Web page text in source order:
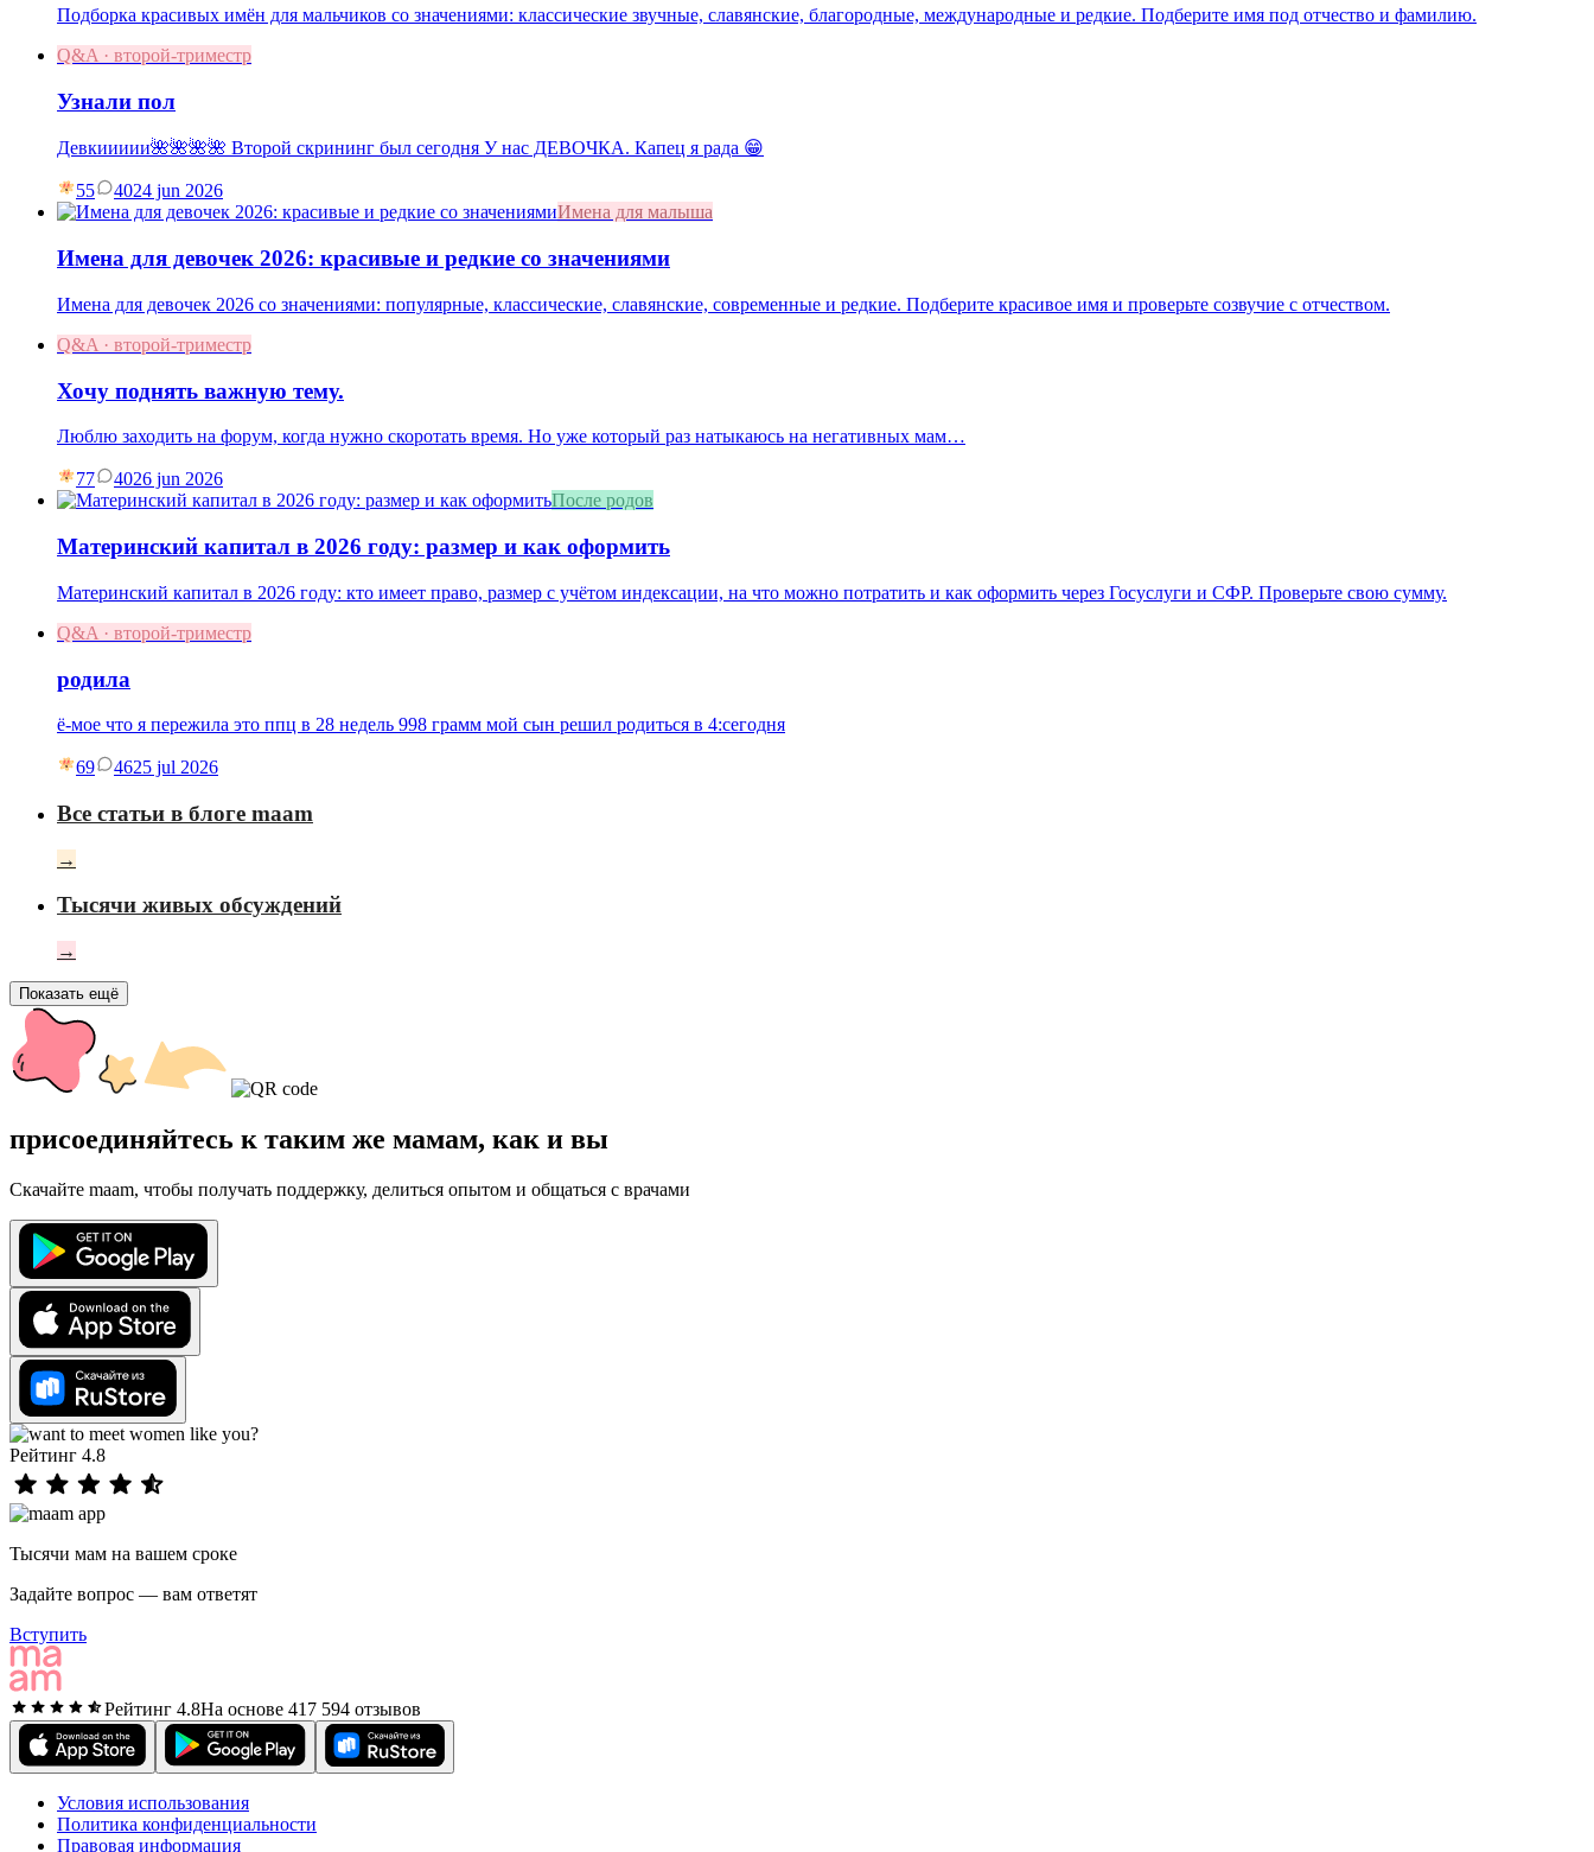
Подборка красивых имён для мальчиков со значениями: классические звучные, славянские, благородные, международные и редкие. Подберите имя под отчество и фамилию.
Q&A · второй-триместр
Узнали пол
Девкиииии🌺🌺🌺🌺 Второй скрининг был сегодня У нас ДЕВОЧКА. Капец я рада 😁
55 4024 jun 2026
Имена для малыша
Имена для девочек 2026: красивые и редкие со значениями
Имена для девочек 2026 со значениями: популярные, классические, славянские, современные и редкие. Подберите красивое имя и проверьте созвучие с отчеством.
Q&A · второй-триместр
Хочу поднять важную тему.
Люблю заходить на форум, когда нужно скоротать время. Но уже который раз натыкаюсь на негативных мам…
77 4026 jun 2026
После родов
Материнский капитал в 2026 году: размер и как оформить
Материнский капитал в 2026 году: кто имеет право, размер с учётом индексации, на что можно потратить и как оформить через Госуслуги и СФР. Проверьте свою сумму.
Q&A · второй-триместр
родила
ё-мое что я пережила это ппц в 28 недель 998 грамм мой сын решил родиться в 4:сегодня
69 4625 jul 2026
Все статьи в блоге maam
→
Тысячи живых обсуждений
→
Показать ещё
присоединяйтесь к таким же мамам, как и вы
Скачайте maam, чтобы получать поддержку, делиться опытом и общаться с врачами
Рейтинг 4.8
Тысячи мам на вашем сроке
Задайте вопрос — вам ответят
Вступить
Рейтинг 4.8На основе 417 594 отзывов
Условия использования
Политика конфиденциальности
Правовая информация